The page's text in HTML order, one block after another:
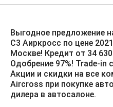
Регулировка
Заднее
в отношении
Отделка
Triton Meltem
Кондиционер
Выгодное предложение
С3 Аиркросс по цене
Москве! Кредит от 34
Одобрение 97%! Trade-in
Акции и скидки на все
Aircross при покупке
дилера в автосалоне.